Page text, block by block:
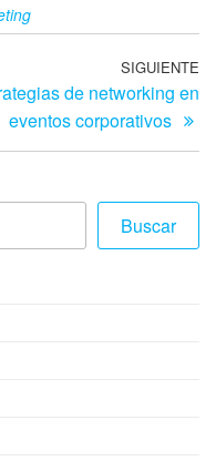
SIGUIENTE
de networking en
eventos corporativos
Buscar